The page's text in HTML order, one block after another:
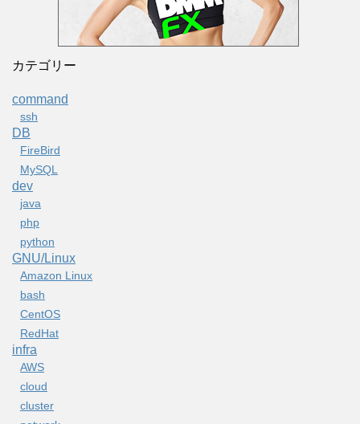
カテゴリー
command
ssh
DB
FireBird
MySQL
dev
java
php
python
GNU/Linux
Amazon Linux
bash
CentOS
RedHat
infra
AWS
cloud
cluster